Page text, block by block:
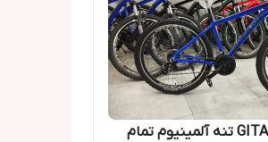
دوچرخه GITANE تنه آلمینیوم تمام